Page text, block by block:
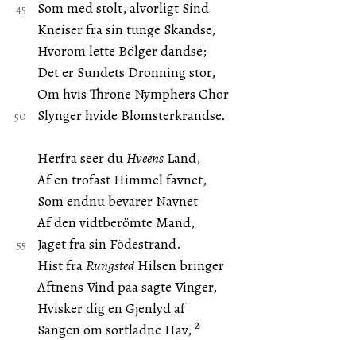
Som med stolt, alvorligt Sind
Kneiser fra sin tunge Skandse,
Hvorom lette Bölger dandse;
Det er Sundets Dronning stor,
Om hvis Throne Nymphers Chor
Slynger hvide Blomsterkrandse.
Herfra seer duHveensLand,
Af en trofast Himmel favnet,
Som endnu bevarer Navnet
Af den vidtberömte Mand,
Jaget fra sin Födestrand.
Hist fraRungstedHilsen bringer
Aftnens Vind paa sagte Vinger,
Hvisker dig en Gjenlyd af
Sangen om sortladne Hav, 2